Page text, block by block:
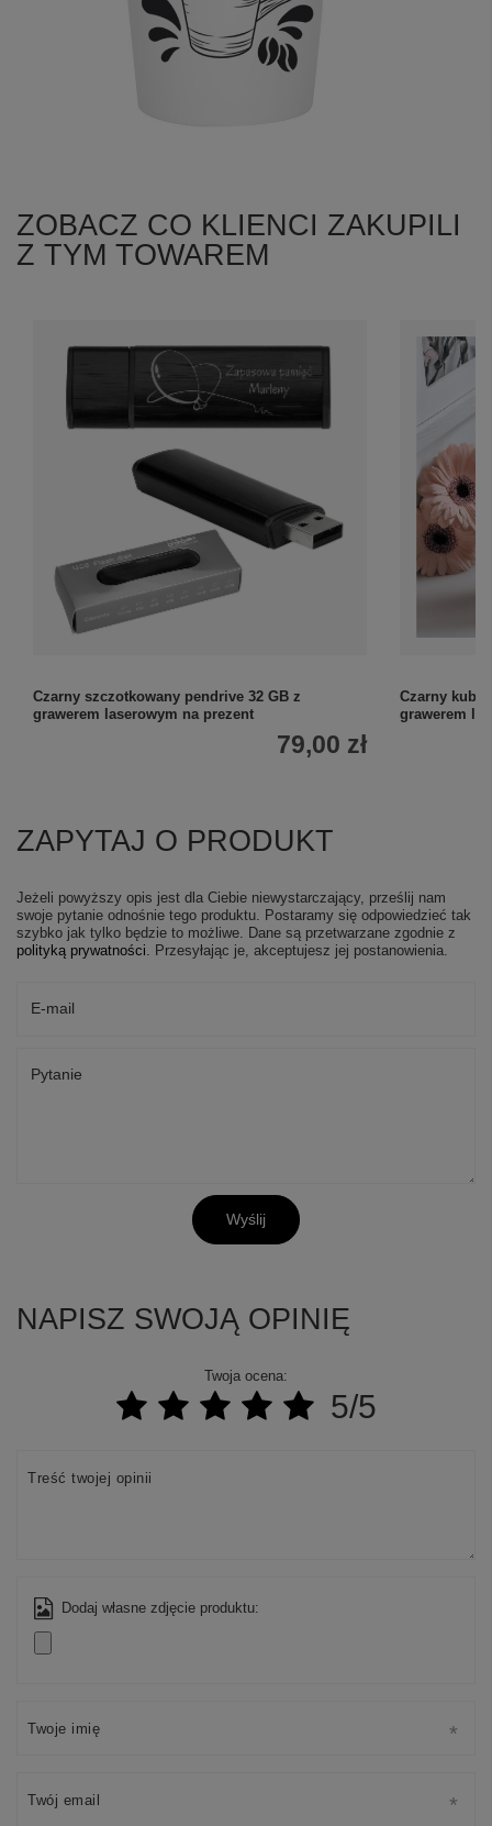
ZOBACZ CO KLIENCI ZAKUPILI
Z TYM TOWAREM
Czarny szczotkowany pendrive 32 GB z
grawerem laserowym na prezent
79,00 zł
Czarny
grawerem
ZAPYTAJ O PRODUKT
Jeżeli powyższy opis jest dla Ciebie niewystarczający, prześlij nam
swoje pytanie odnośnie tego produktu. Postaramy się odpowiedzieć tak
szybko jak tylko będzie to możliwe. Dane są przetwarzane zgodnie z
polityką prywatności . Przesyłając je, akceptujesz jej postanowienia.
E-mail
Pytanie
Wyślij
NAPISZ SWOJĄ OPINIĘ
Twoja ocena:
5/5
Treść twojej opinii
Dodaj własne zdjęcie produktu:
Twoje imię
Twój email